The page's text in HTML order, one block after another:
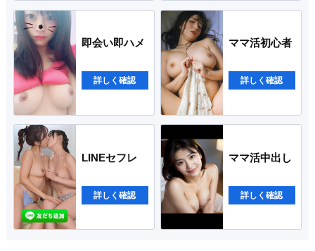
即会い即ハメ
詳しく確認
ママ活初心者
詳しく確認
LINEセフレ
詳しく確認
ママ活中出し
詳しく確認